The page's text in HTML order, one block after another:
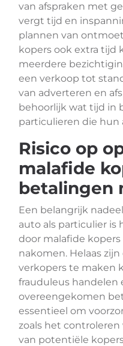
van afspraken met
vergt tijd en
plannen van
kopers ook extra tijd
meerdere
een verkoop tot
van adverteren en
behoorlijk wat tijd in
particulieren die hun
Risico op
malafide
betalingen
Een belangrijk
auto als particulier is
door malafide
nakomen. Helaas
verkopers te maken
frauduleus handelen
overeengekomen
essentieel om
zoals het
van potentiële